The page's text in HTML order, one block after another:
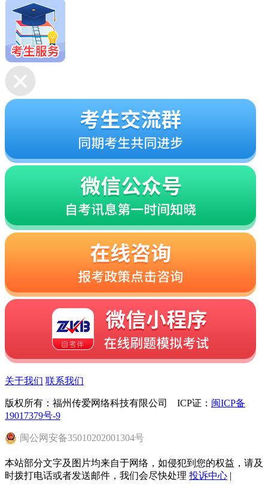
关于我们 联系我们
版权所有：福州传爱网络科技有限公司 ICP证： 闽ICP备
19017379号-9
闽公网安备35010202001304号
本站部分文字及图片均来自于网络，如侵犯到您的权益，请及
时拨打电话或者发送邮件，我们会尽快处理 投诉中心 |